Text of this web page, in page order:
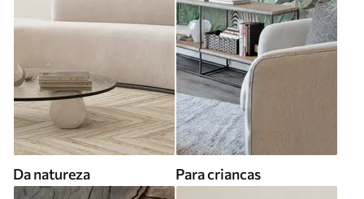
Da natureza Para criancas